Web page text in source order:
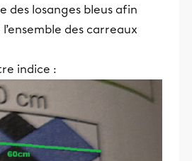
des losanges bleus afin
l’ensemble des carreaux
indice :